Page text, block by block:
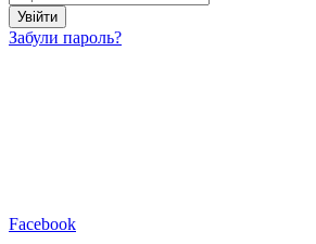
Увійти
Забули пароль?
Facebook